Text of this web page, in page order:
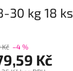
30 kg 18 ks
Kč –4 %
Kč